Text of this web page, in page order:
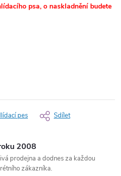
psa, o naskladnění budete
pes Sdílet
2008
prodejna a dodnes za každou
zákazníka.